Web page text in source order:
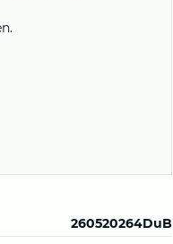
260520264DuB